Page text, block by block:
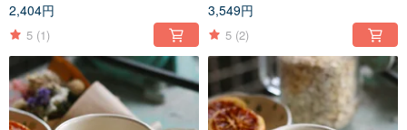
（FDN000487）
2,404円
5 (1)
（FDN000486）
3,549円
5 (2)